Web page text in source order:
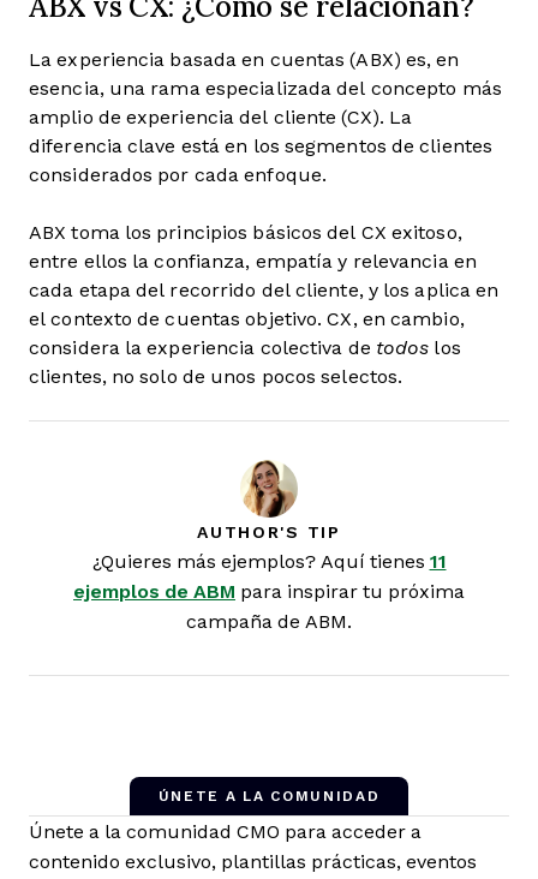
La experiencia basada en cuentas (ABX) es, en
esencia, una rama especializada del concepto más
amplio de experiencia del cliente (CX). La
diferencia clave está en los segmentos de clientes
considerados por cada enfoque.
ABX toma los principios básicos del CX exitoso,
entre ellos la confianza, empatía y relevancia en
cada etapa del recorrido del cliente, y los aplica en
el contexto de cuentas objetivo. CX, en cambio,
considera la experiencia colectiva de todos los
clientes, no solo de unos pocos selectos.
AUTHOR'S TIP
¿Quieres más ejemplos? Aquí tienes 11
ejemplos de ABM para inspirar tu próxima
campaña de ABM.
ÚNETE A LA COMUNIDAD
Únete a la comunidad CMO para acceder a
contenido exclusivo, plantillas prácticas, eventos